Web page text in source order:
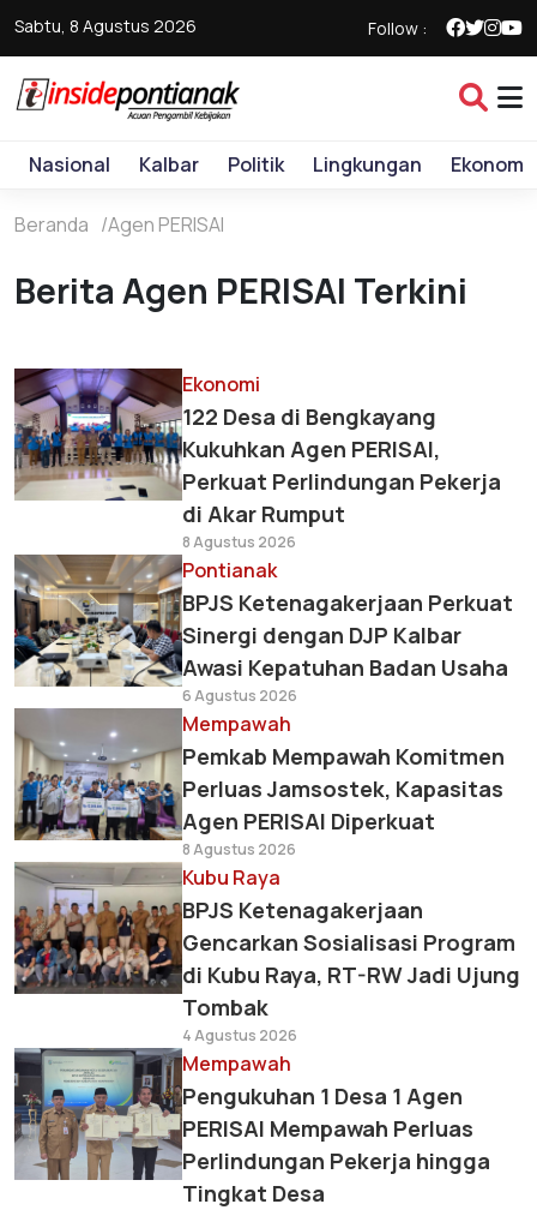
Sabtu, 8 Agustus 2026 Follow :
Nasional Kalbar Politik Lingkungan Ekonomi
Beranda Agen PERISAI
Berita Agen PERISAI Terkini
Ekonomi
122 Desa di Bengkayang
Kukuhkan Agen PERISAI,
Perkuat Perlindungan Pekerja
di Akar Rumput
8 Agustus 2026
Pontianak
BPJS Ketenagakerjaan Perkuat
Sinergi dengan DJP Kalbar
Awasi Kepatuhan Badan Usaha
6 Agustus 2026
Mempawah
Pemkab Mempawah Komitmen
Perluas Jamsostek, Kapasitas
Agen PERISAI Diperkuat
8 Agustus 2026
Kubu Raya
BPJS Ketenagakerjaan
Gencarkan Sosialisasi Program
di Kubu Raya, RT-RW Jadi Ujung
Tombak
4 Agustus 2026
Mempawah
Pengukuhan 1 Desa 1 Agen
PERISAI Mempawah Perluas
Perlindungan Pekerja hingga
Tingkat Desa